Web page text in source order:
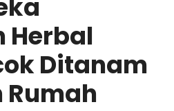
Herbal
Ditanam
Rumah